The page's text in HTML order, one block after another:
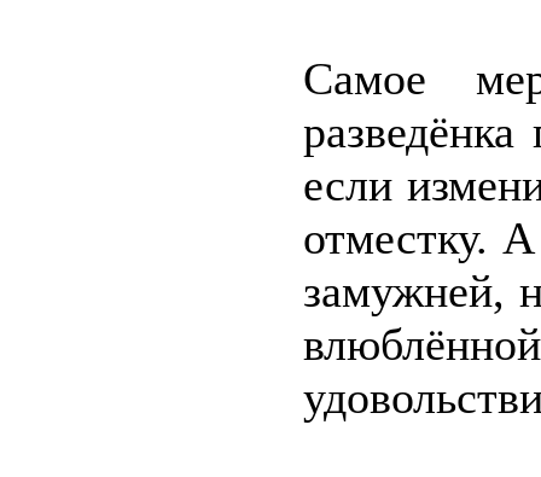
Самое
если
отместку. А
замужней,